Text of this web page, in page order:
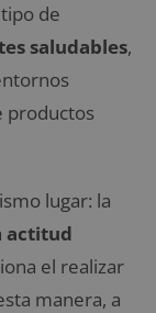
de
saludables,
productos
lugar: la
actitud
el realizar
manera, a